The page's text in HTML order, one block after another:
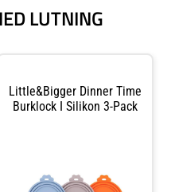
LUTNING
Little&Bigger Dinner Time
Burklock I Silikon 3-Pack